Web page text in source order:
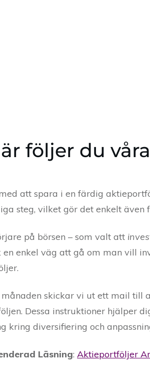
följer du
att spara i en färdig
steg, vilket gör det enkelt även
på börsen – som valt att
en enkel väg att gå om man vill
månaden skickar vi ut ett mail till
Dessa instruktioner hjälper
kring diversifiering och
Läsning: Aktieportföljer